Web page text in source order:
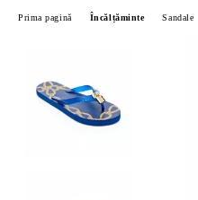
Prima pagină Încălțăminte Sandale